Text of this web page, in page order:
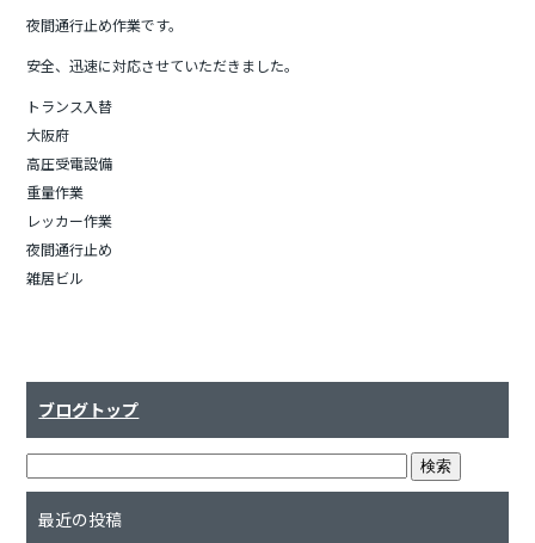
夜間通行止め作業です。
安全、迅速に対応させていただきました。
トランス入替
大阪府
高圧受電設備
重量作業
レッカー作業
夜間通行止め
雑居ビル
ブログトップ
最近の投稿